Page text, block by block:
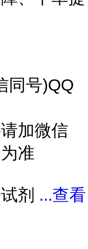
同号)QQ
加微信
准
剂 ...查看